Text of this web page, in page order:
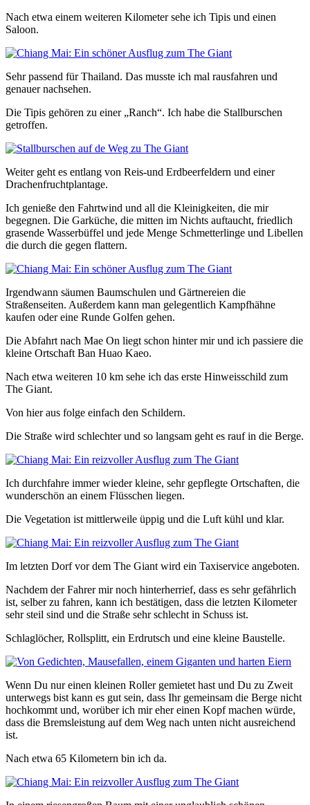
Nach etwa einem weiteren Kilometer sehe ich Tipis und einen
Saloon.
Sehr passend für Thailand. Das musste ich mal rausfahren und
genauer nachsehen.
Die Tipis gehören zu einer „Ranch“. Ich habe die Stallburschen
getroffen.
Weiter geht es entlang von Reis-und Erdbeerfeldern und einer
Drachenfruchtplantage.
Ich genieße den Fahrtwind und all die Kleinigkeiten, die mir
begegnen. Die Garküche, die mitten im Nichts auftaucht, friedlich
grasende Wasserbüffel und jede Menge Schmetterlinge und Libellen
die durch die gegen flattern.
Irgendwann säumen Baumschulen und Gärtnereien die
Straßenseiten. Außerdem kann man gelegentlich Kampfhähne
kaufen oder eine Runde Golfen gehen.
Die Abfahrt nach Mae On liegt schon hinter mir und ich passiere die
kleine Ortschaft Ban Huao Kaeo.
Nach etwa weiteren 10 km sehe ich das erste Hinweisschild zum
The Giant.
Von hier aus folge einfach den Schildern.
Die Straße wird schlechter und so langsam geht es rauf in die Berge.
Ich durchfahre immer wieder kleine, sehr gepflegte Ortschaften, die
wunderschön an einem Flüsschen liegen.
Die Vegetation ist mittlerweile üppig und die Luft kühl und klar.
Im letzten Dorf vor dem The Giant wird ein Taxiservice angeboten.
Nachdem der Fahrer mir noch hinterherrief, dass es sehr gefährlich
ist, selber zu fahren, kann ich bestätigen, dass die letzten Kilometer
sehr steil sind und die Straße sehr schlecht in Schuss ist.
Schlaglöcher, Rollsplitt, ein Erdrutsch und eine kleine Baustelle.
Wenn Du nur einen kleinen Roller gemietet hast und Du zu Zweit
unterwegs bist kann es gut sein, dass Ihr gemeinsam die Berge nicht
hochkommt und, worüber ich mir eher einen Kopf machen würde,
dass die Bremsleistung auf dem Weg nach unten nicht ausreichend
ist.
Nach etwa 65 Kilometern bin ich da.